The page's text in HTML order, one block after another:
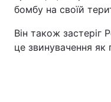
бомбу на своїй
Він також застеріг
це звинувачення як